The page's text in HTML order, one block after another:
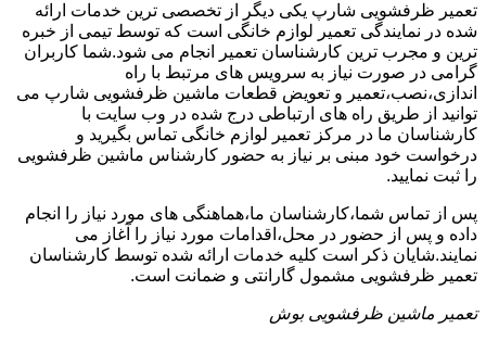
تعمیر ظرفشویی شارپ یکی دیگر از تخصصی ترین خدمات ارائه
شده در نمایندگی تعمیر لوازم خانگی است که توسط تیمی از خبره
ترین و مجرب ترین کارشناسان تعمیر انجام می شود.شما کاربران
گرامی در صورت نیاز به سرویس های مرتبط با راه
اندازی،نصب،تعمیر و تعویض قطعات ماشین ظرفشویی شارپ می
توانید از طریق راه های ارتباطی درج شده در وب سایت با
کارشناسان ما در مرکز تعمیر لوازم خانگی تماس بگیرید و
درخواست خود مبنی بر نیاز به حضور کارشناس ماشین ظرفشویی
را ثبت نمایید.
پس از تماس شما،کارشناسان ما،هماهنگی های مورد نیاز را انجام
داده و پس از حضور در محل،اقدامات مورد نیاز را آغاز می
نمایند.شایان ذکر است کلیه خدمات ارائه شده توسط کارشناسان
تعمیر ظرفشویی مشمول گارانتی و ضمانت است.
تعمیر ماشین ظرفشویی بوش